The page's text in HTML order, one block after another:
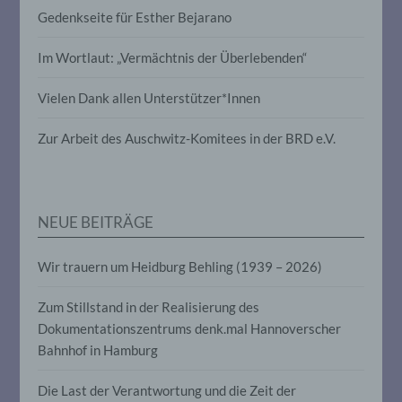
Gedenkseite für Esther Bejarano
Im Wortlaut: „Vermächtnis der Überlebenden“
Vielen Dank allen Unterstützer*Innen
Zur Arbeit des Auschwitz-Komitees in der BRD e.V.
NEUE BEITRÄGE
Wir trauern um Heidburg Behling (1939 – 2026)
Zum Stillstand in der Realisierung des
Dokumentationszentrums denk.mal Hannoverscher
Bahnhof in Hamburg
Die Last der Verantwortung und die Zeit der
Profiling ist jede Art der automatisierten
Verarbeitung personenbezogener Daten,
personenbezogenen Daten verwendet
Aspekte, die sich auf eine natürliche
Arbeitsleistung, wirtschaftlicher Lage,
vorherzusagen.
f) Pseudonymisierung
Pseudonymisierung ist die Verarbeitung
personenbezogener Daten in einer Weise,
auf welche die personenbezogenen Daten
Informationen nicht mehr einer